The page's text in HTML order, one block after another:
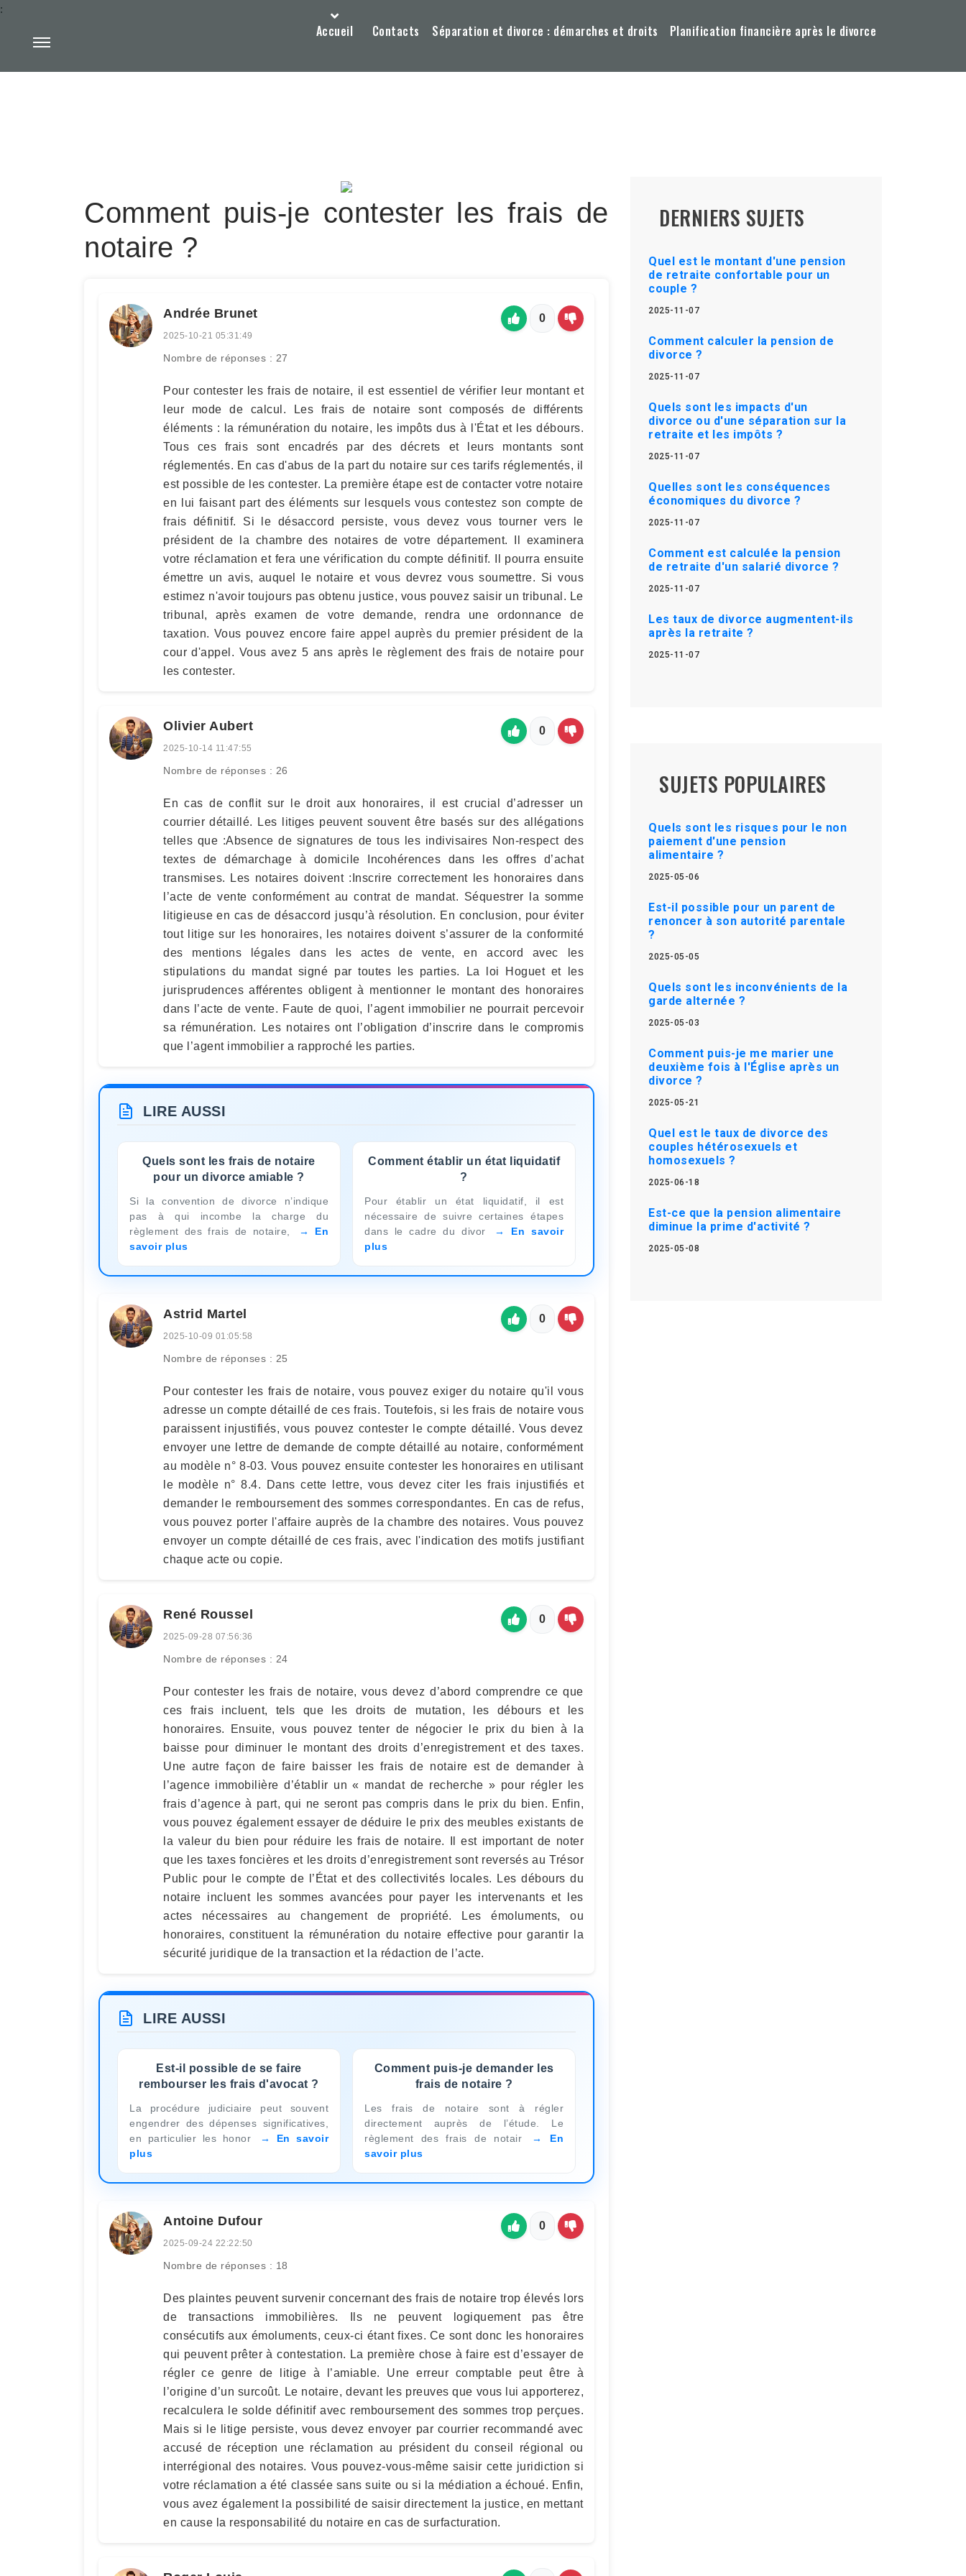
Accueil Contacts Séparation et divorce : démarches et droits Planification financière après le divorce
:
Comment puis-je contester les frais de
notaire ?
Andrée Brunet
2025-10-21 05:31:49
Nombre de réponses : 27
0
Pour contester les frais de notaire, il est essentiel de vérifier leur montant et
leur mode de calcul. Les frais de notaire sont composés de différents
éléments : la rémunération du notaire, les impôts dus à l'État et les débours.
Tous ces frais sont encadrés par des décrets et leurs montants sont
réglementés. En cas d'abus de la part du notaire sur ces tarifs réglementés, il
est possible de les contester. La première étape est de contacter votre notaire
en lui faisant part des éléments sur lesquels vous contestez son compte de
frais définitif. Si le désaccord persiste, vous devez vous tourner vers le
président de la chambre des notaires de votre département. Il examinera
votre réclamation et fera une vérification du compte définitif. Il pourra ensuite
émettre un avis, auquel le notaire et vous devrez vous soumettre. Si vous
estimez n'avoir toujours pas obtenu justice, vous pouvez saisir un tribunal. Le
tribunal, après examen de votre demande, rendra une ordonnance de
taxation. Vous pouvez encore faire appel auprès du premier président de la
cour d'appel. Vous avez 5 ans après le règlement des frais de notaire pour
les contester.
Olivier Aubert
2025-10-14 11:47:55
Nombre de réponses : 26
0
En cas de conflit sur le droit aux honoraires, il est crucial d’adresser un
courrier détaillé. Les litiges peuvent souvent être basés sur des allégations
telles que :Absence de signatures de tous les indivisaires Non-respect des
textes de démarchage à domicile Incohérences dans les offres d’achat
transmises. Les notaires doivent :Inscrire correctement les honoraires dans
l’acte de vente conformément au contrat de mandat. Séquestrer la somme
litigieuse en cas de désaccord jusqu’à résolution. En conclusion, pour éviter
tout litige sur les honoraires, les notaires doivent s’assurer de la conformité
des mentions légales dans les actes de vente, en accord avec les
stipulations du mandat signé par toutes les parties. La loi Hoguet et les
jurisprudences afférentes obligent à mentionner le montant des honoraires
dans l’acte de vente. Faute de quoi, l’agent immobilier ne pourrait percevoir
sa rémunération. Les notaires ont l’obligation d’inscrire dans le compromis
que l’agent immobilier a rapproché les parties.
LIRE AUSSI
Quels sont les frais de notaire
pour un divorce amiable ?
Si la convention de divorce n’indique
pas à qui incombe la charge du
règlement des frais de notaire,
En
savoir plus
Comment établir un état liquidatif
?
Pour établir un état liquidatif, il est
nécessaire de suivre certaines étapes
dans le cadre du divor
En savoir
plus
Astrid Martel
2025-10-09 01:05:58
Nombre de réponses : 25
0
Pour contester les frais de notaire, vous pouvez exiger du notaire qu'il vous
adresse un compte détaillé de ces frais. Toutefois, si les frais de notaire vous
paraissent injustifiés, vous pouvez contester le compte détaillé. Vous devez
envoyer une lettre de demande de compte détaillé au notaire, conformément
au modèle n° 8-03. Vous pouvez ensuite contester les honoraires en utilisant
le modèle n° 8.4. Dans cette lettre, vous devez citer les frais injustifiés et
demander le remboursement des sommes correspondantes. En cas de refus,
vous pouvez porter l'affaire auprès de la chambre des notaires. Vous pouvez
envoyer un compte détaillé de ces frais, avec l'indication des motifs justifiant
chaque acte ou copie.
René Roussel
2025-09-28 07:56:36
Nombre de réponses : 24
0
Pour contester les frais de notaire, vous devez d’abord comprendre ce que
ces frais incluent, tels que les droits de mutation, les débours et les
honoraires. Ensuite, vous pouvez tenter de négocier le prix du bien à la
baisse pour diminuer le montant des droits d’enregistrement et des taxes.
Une autre façon de faire baisser les frais de notaire est de demander à
l’agence immobilière d’établir un « mandat de recherche » pour régler les
frais d’agence à part, qui ne seront pas compris dans le prix du bien. Enfin,
vous pouvez également essayer de déduire le prix des meubles existants de
la valeur du bien pour réduire les frais de notaire. Il est important de noter
que les taxes foncières et les droits d’enregistrement sont reversés au Trésor
Public pour le compte de l’État et des collectivités locales. Les débours du
notaire incluent les sommes avancées pour payer les intervenants et les
actes nécessaires au changement de propriété. Les émoluments, ou
honoraires, constituent la rémunération du notaire effective pour garantir la
sécurité juridique de la transaction et la rédaction de l’acte.
LIRE AUSSI
Est-il possible de se faire
rembourser les frais d'avocat ?
La procédure judiciaire peut souvent
engendrer des dépenses significatives,
en particulier les honor
En savoir
plus
Comment puis-je demander les
frais de notaire ?
Les frais de notaire sont à régler
directement auprès de l’étude. Le
règlement des frais de notair
En
savoir plus
Antoine Dufour
2025-09-24 22:22:50
Nombre de réponses : 18
0
Des plaintes peuvent survenir concernant des frais de notaire trop élevés lors
de transactions immobilières. Ils ne peuvent logiquement pas être
consécutifs aux émoluments, ceux-ci étant fixes. Ce sont donc les honoraires
qui peuvent prêter à contestation. La première chose à faire est d’essayer de
régler ce genre de litige à l’amiable. Une erreur comptable peut être à
l’origine d’un surcoût. Le notaire, devant les preuves que vous lui apporterez,
recalculera le solde définitif avec remboursement des sommes trop perçues.
Mais si le litige persiste, vous devez envoyer par courrier recommandé avec
accusé de réception une réclamation au président du conseil régional ou
interrégional des notaires. Vous pouvez-vous-même saisir cette juridiction si
votre réclamation a été classée sans suite ou si la médiation a échoué. Enfin,
vous avez également la possibilité de saisir directement la justice, en mettant
en cause la responsabilité du notaire en cas de surfacturation.
DERNIERS SUJETS
Quel est le montant d'une pension
de retraite confortable pour un
couple ?
2025-11-07
Comment calculer la pension de
divorce ?
2025-11-07
Quels sont les impacts d'un
divorce ou d'une séparation sur la
retraite et les impôts ?
2025-11-07
Quelles sont les conséquences
économiques du divorce ?
2025-11-07
Comment est calculée la pension
de retraite d'un salarié divorce ?
2025-11-07
Les taux de divorce augmentent-ils
après la retraite ?
2025-11-07
SUJETS POPULAIRES
Quels sont les risques pour le non
paiement d'une pension
alimentaire ?
2025-05-06
Est-il possible pour un parent de
renoncer à son autorité parentale
?
2025-05-05
Quels sont les inconvénients de la
garde alternée ?
2025-05-03
Comment puis-je me marier une
deuxième fois à l'Église après un
divorce ?
2025-05-21
Quel est le taux de divorce des
couples hétérosexuels et
homosexuels ?
2025-06-18
Est-ce que la pension alimentaire
diminue la prime d'activité ?
2025-05-08